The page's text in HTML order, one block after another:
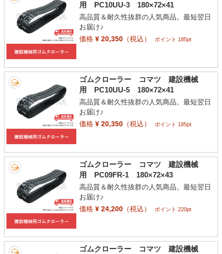
用 PC10UU-3 180×72×41
高品質＆耐久性抜群の人気商品。最短翌日
お届け♪
価格¥ 20,350（税込） ポイント 185pt
ゴムクローラー コマツ 建設機械
用 PC10UU-5 180×72×41
高品質＆耐久性抜群の人気商品。最短翌日
お届け♪
価格¥ 20,350（税込） ポイント 185pt
ゴムクローラー コマツ 建設機械
用 PC09FR-1 180×72×43
高品質＆耐久性抜群の人気商品。最短翌日
お届け♪
価格¥ 24,200（税込） ポイント 220pt
ゴムクローラー コマツ 建設機械